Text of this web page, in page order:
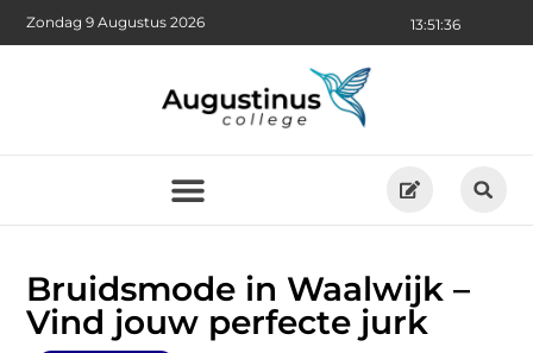
13:51:37
Zondag 9 Augustus 2026
Bruidsmode in Waalwijk –
Vind jouw perfecte jurk